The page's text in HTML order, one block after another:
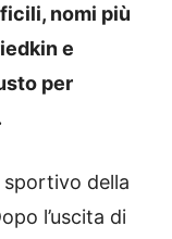
nomi più
e
per
della
l’uscita di